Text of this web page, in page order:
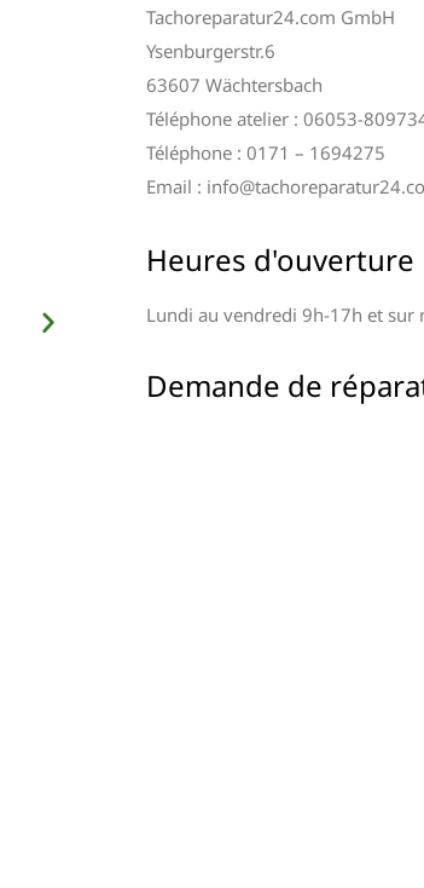
Réparation Terminal &
Tachoreparatur24.com GmbH
Ysenburgerstr.6
63607 Wächtersbach
Téléphone atelier : 06053-
Téléphone : 0171 – 1694275
Email :
Heures d'ouverture
Lundi au vendredi 9h-17h et sur
Demande de